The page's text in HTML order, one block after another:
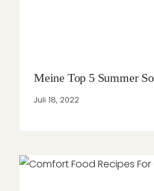
Meine Top 5 Summer
Juli 18, 2022